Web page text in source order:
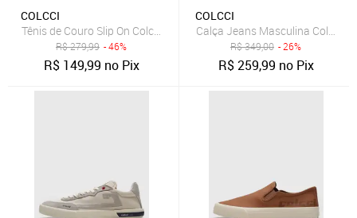
COLCCI
Tênis de Couro Slip On Colcci Conforto Preto
R$279,99 - 46%
R$ 149,99 no Pix
COLCCI
Calça Jeans Masculina Colcci
R$349,00 - 26%
R$259,99 no Pix